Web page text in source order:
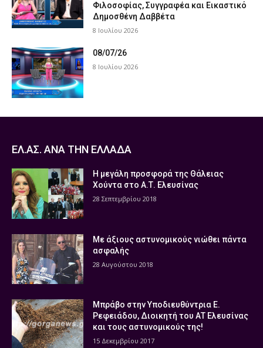
Φιλοσοφίας, Συγγραφέα και Εικαστικό
Δημοσθένη Δαββέτα
8 Ιουλίου 2026
08/07/26
8 Ιουλίου 2026
ΕΛ.ΑΣ. ΑΝΑ ΤΗΝ ΕΛΛΑΔΑ
Η μεγάλη προσφορά της Θάλειας
Χούντα στο Α.Τ. Ελευσίνας
28 Σεπτεμβρίου 2018
Με άξιους αστυνομικούς νιώθει πάντα
ασφαλής
28 Αυγούστου 2018
Μπράβο στην Υποδιευθύντρια Ε.
Ρεφειάδου, Διοικητή του ΑΤ Ελευσίνας
και τους αστυνομικούς της!
15 Δεκεμβρίου 2017